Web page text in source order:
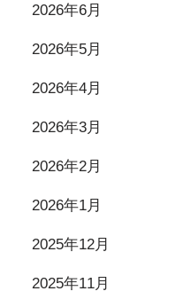
2026年6月
2026年5月
2026年4月
2026年3月
2026年2月
2026年1月
2025年12月
2025年11月